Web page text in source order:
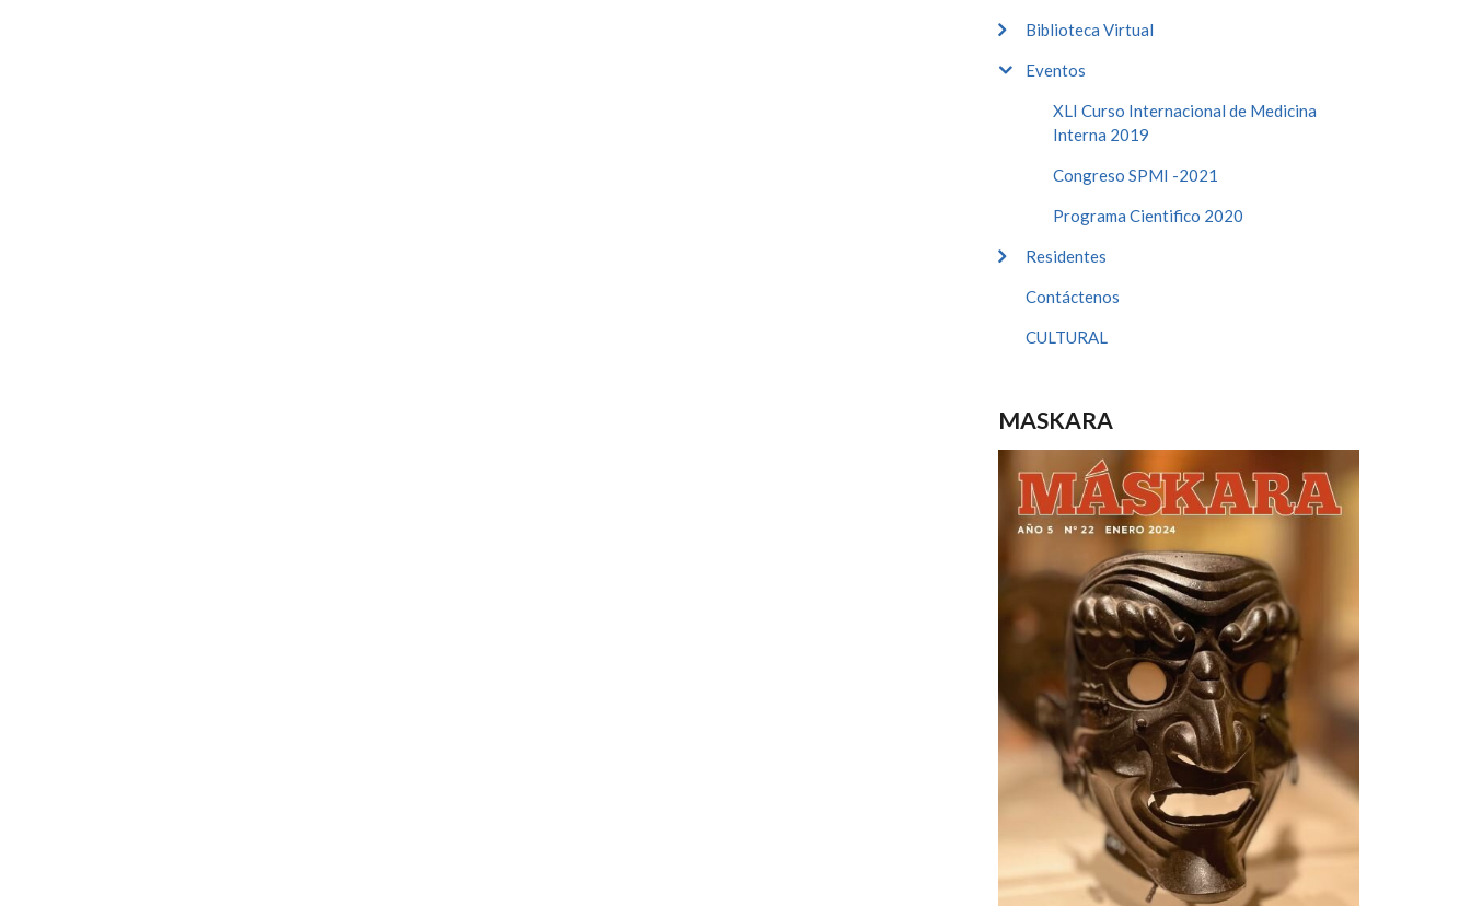
Biblioteca Virtual
Eventos
XLI Curso Internacional de Medicina
Interna 2019
Congreso SPMI -2021
Programa Cientifico 2020
Residentes
Contáctenos
CULTURAL
MASKARA